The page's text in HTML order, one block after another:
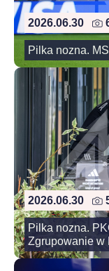
2026.06.30
Pilka nozna.
2026.06.30
Pilka nozna.
Zgrupowanie w